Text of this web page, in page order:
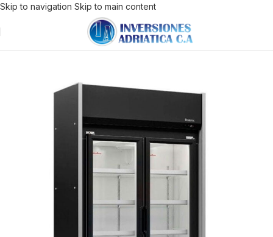
Skip to navigation Skip to main content